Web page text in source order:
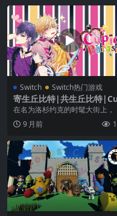
Switch Switch热门游戏
寄生丘比特|共生丘比特
d Parasite中文
在名为洛杉约克的时髦大街上，
一所大型婚介公司——《Cupid
pora...
9 月前